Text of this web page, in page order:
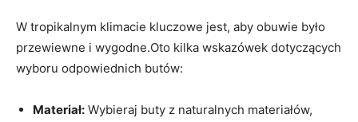
W tropikalnym klimacie kluczowe jest, aby obuwie było
przewiewne i wygodne.Oto kilka wskazówek dotyczących
wyboru odpowiednich butów:
Materiał: Wybieraj buty z naturalnych materiałów,